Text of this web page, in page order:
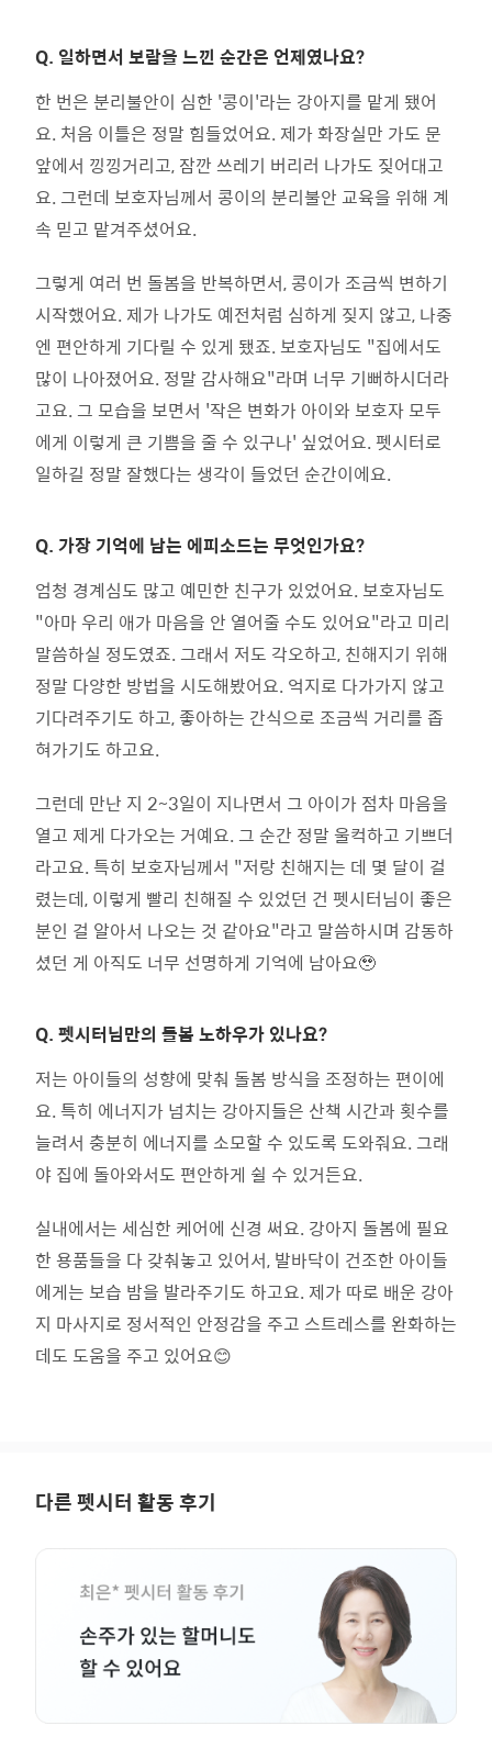
Q. 일하면서 보람을 느낀 순간은 언제였나요?
한 번은 분리불안이 심한 '콩이'라는 강아지를 맡게 됐어
요. 처음 이틀은 정말 힘들었어요. 제가 화장실만 가도 문
앞에서 낑낑거리고, 잠깐 쓰레기 버리러 나가도 짖어대고
요. 그런데 보호자님께서 콩이의 분리불안 교육을 위해 계
속 믿고 맡겨주셨어요.
그렇게 여러 번 돌봄을 반복하면서, 콩이가 조금씩 변하기
시작했어요. 제가 나가도 예전처럼 심하게 짖지 않고, 나중
엔 편안하게 기다릴 수 있게 됐죠. 보호자님도 "집에서도
많이 나아졌어요. 정말 감사해요"라며 너무 기뻐하시더라
고요. 그 모습을 보면서 '작은 변화가 아이와 보호자 모두
에게 이렇게 큰 기쁨을 줄 수 있구나' 싶었어요. 펫시터로
일하길 정말 잘했다는 생각이 들었던 순간이에요.
Q. 가장 기억에 남는 에피소드는 무엇인가요?
엄청 경계심도 많고 예민한 친구가 있었어요. 보호자님도
"아마 우리 애가 마음을 안 열어줄 수도 있어요"라고 미리
말씀하실 정도였죠. 그래서 저도 각오하고, 친해지기 위해
정말 다양한 방법을 시도해봤어요. 억지로 다가가지 않고
기다려주기도 하고, 좋아하는 간식으로 조금씩 거리를 좁
혀가기도 하고요.
그런데 만난 지 2~3일이 지나면서 그 아이가 점차 마음을
열고 제게 다가오는 거예요. 그 순간 정말 울컥하고 기쁘더
라고요. 특히 보호자님께서 "저랑 친해지는 데 몇 달이 걸
렸는데, 이렇게 빨리 친해질 수 있었던 건 펫시터님이 좋은
분인 걸 알아서 나오는 것 같아요"라고 말씀하시며 감동하
셨던 게 아직도 너무 선명하게 기억에 남아요🥹
Q. 펫시터님만의 돌봄 노하우가 있나요?
저는 아이들의 성향에 맞춰 돌봄 방식을 조정하는 편이에
요. 특히 에너지가 넘치는 강아지들은 산책 시간과 횟수를
늘려서 충분히 에너지를 소모할 수 있도록 도와줘요. 그래
야 집에 돌아와서도 편안하게 쉴 수 있거든요.
실내에서는 세심한 케어에 신경 써요. 강아지 돌봄에 필요
한 용품들을 다 갖춰놓고 있어서, 발바닥이 건조한 아이들
에게는 보습 밤을 발라주기도 하고요. 제가 따로 배운 강아
지 마사지로 정서적인 안정감을 주고 스트레스를 완화하는
데도 도움을 주고 있어요😊
다른 펫시터 활동 후기